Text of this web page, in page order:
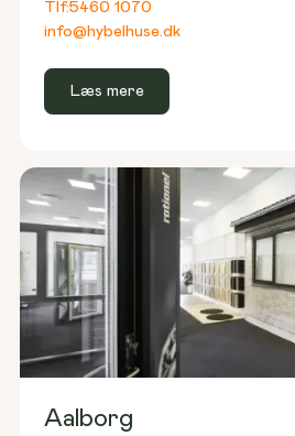
Tlf:5460 1070
info@hybelhuse.dk
Læs mere
Aalborg